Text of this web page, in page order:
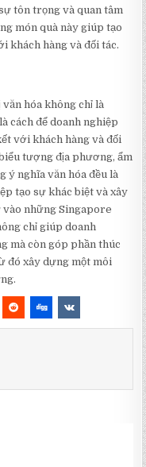
tôn trọng và quan tâm
món quà này giúp tạo
khách hàng và đối tác.
hóa không chỉ là
cách để doanh nghiệp
với khách hàng và đối
tượng địa phương, ẩm
ý nghĩa văn hóa đều là
tạo sự khác biệt và xây
vào những Singapore
chỉ giúp doanh
mà còn góp phần thúc
đó xây dựng một môi